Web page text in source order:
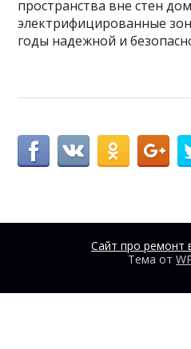
пространства вне стен
электрифицированные
годы надежной и
Сайт про ремонт
Тема от